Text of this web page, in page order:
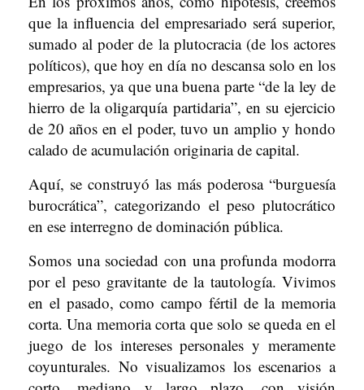
que la influencia del empresariado será superior,
sumado al poder de la plutocracia (de los actores
políticos), que hoy en día no descansa solo en los
empresarios, ya que una buena parte “de la ley de
hierro de la oligarquía partidaria”, en su ejercicio
de 20 años en el poder, tuvo un amplio y hondo
calado de acumulación originaria de capital.
Aquí, se construyó las más poderosa “burguesía
burocrática”, categorizando el peso plutocrático
en ese interregno de dominación pública.
Somos una sociedad con una profunda modorra
por el peso gravitante de la tautología. Vivimos
en el pasado, como campo fértil de la memoria
corta. Una memoria corta que solo se queda en el
juego de los intereses personales y meramente
coyunturales. No visualizamos los escenarios a